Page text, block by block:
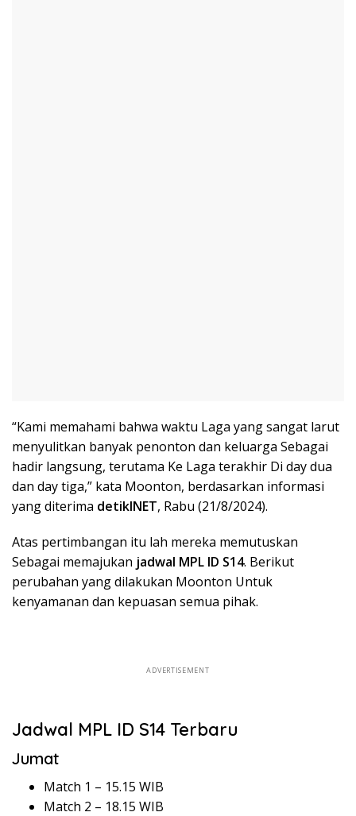
“Kami memahami bahwa waktu Laga yang sangat larut
menyulitkan banyak penonton dan keluarga Sebagai
hadir langsung, terutama Ke Laga terakhir Di day dua
dan day tiga,” kata Moonton, berdasarkan informasi
yang diterima detikINET, Rabu (21/8/2024).
Atas pertimbangan itu lah mereka memutuskan
Sebagai memajukan jadwal MPL ID S14. Berikut
perubahan yang dilakukan Moonton Untuk
kenyamanan dan kepuasan semua pihak.
ADVERTISEMENT
Jadwal MPL ID S14 Terbaru
Jumat
Match 1 – 15.15 WIB
Match 2 – 18.15 WIB